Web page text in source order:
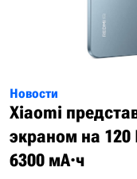
Новости
Xiaomi
экраном на 120
6300 мА·ч